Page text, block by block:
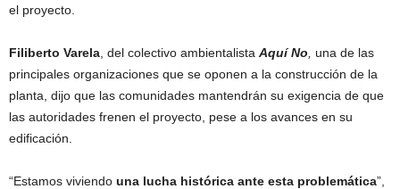
el proyecto.
Filiberto Varela , del colectivo ambientalista Aquí No
una de las
principales organizaciones que se oponen a la construcción de la
planta, dijo que las comunidades mantendrán su exigencia de que
las autoridades frenen el proyecto, pese a los avances en su
edificación.
“Estamos viviendo una lucha histórica ante esta problemática”,